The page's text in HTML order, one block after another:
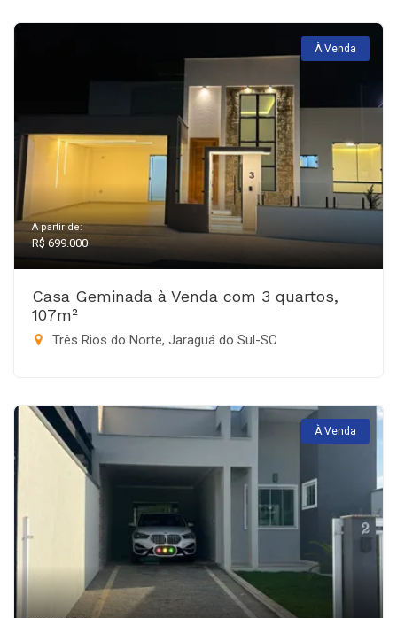
À Venda
A partir de:
R$ 699.000
Casa Geminada à Venda com 3 quartos,
107m²
Três Rios do Norte, Jaraguá do Sul-SC
À Venda